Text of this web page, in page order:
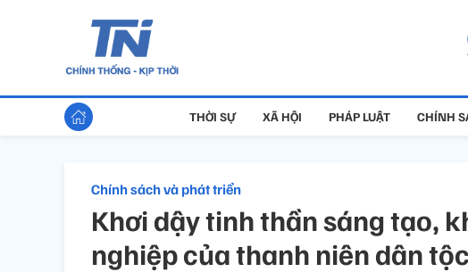
THỜI SỰ XÃ HỘI PHÁP LUẬT CHÍNH
Chính sách và phát triển
Khơi dậy tinh thần sáng tạo,
nghiệp của thanh niên dân